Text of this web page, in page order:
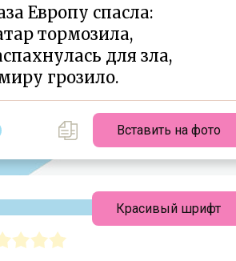
Европу спасла:
тормозила,
для зла,
грозило.
Вставить на фото
Красивый шрифт